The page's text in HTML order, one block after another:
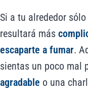
Si a tu alrededor
resultará más
escaparte a fumar.
sientas un poco mal
agradable o una